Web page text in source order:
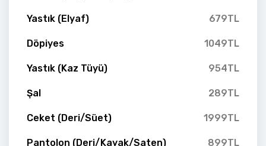
Yastık (Elyaf) 679TL
Döpiyes 1049TL
Yastık (Kaz Tüyü) 954TL
Şal 289TL
Ceket (Deri/Süet) 1999TL
Pantolon (Deri/Kayak/Saten) 899TL